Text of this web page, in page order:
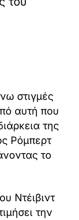
στιγμές
αυτή που
της
Ρόμπερτ
το
Ντέιβιντ
την